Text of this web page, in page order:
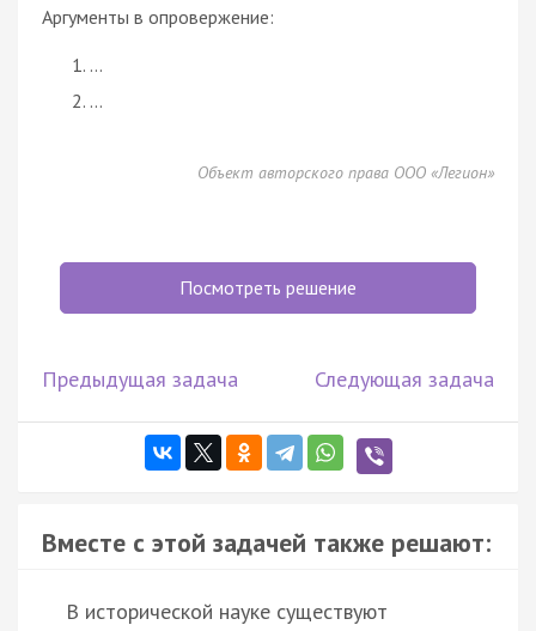
Аргументы в опровержение:
…
…
Объект авторского права ООО «Легион»
Посмотреть решение
Предыдущая задача Следующая задача
Вместе с этой задачей также решают:
В исторической науке существуют